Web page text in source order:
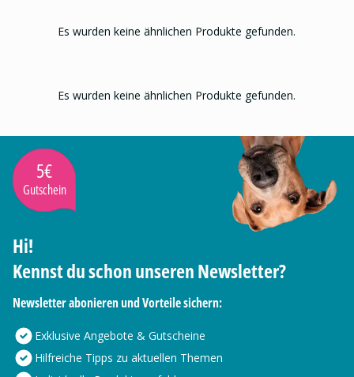
Es wurden keine ähnlichen Produkte gefunden.
Es wurden keine ähnlichen Produkte gefunden.
5€
Gutschein
Hi!
Kennst du schon unseren Newsletter?
Newsletter abonieren und Vorteile sichern:
Exklusive Angebote & Gutscheine
Hilfreiche Tipps zu aktuellen Themen